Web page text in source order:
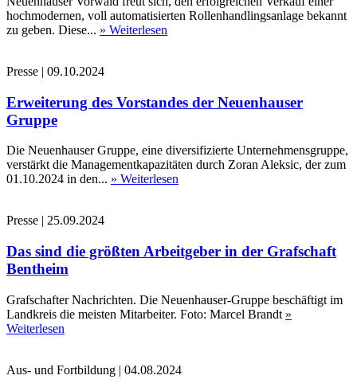
hochmodernen, voll automatisierten Rollenhandlingsanlage bekannt
zu geben. Diese... » Weiterlesen
Presse | 09.10.2024
Erweiterung des Vorstandes der Neuenhauser
Gruppe
Die Neuenhauser Gruppe, eine diversifizierte Unternehmensgruppe,
verstärkt die Managementkapazitäten durch Zoran Aleksic, der zum
01.10.2024 in den... » Weiterlesen
Presse | 25.09.2024
Das sind die größten Arbeitgeber in der Grafschaft
Bentheim
Grafschafter Nachrichten. Die Neuenhauser-Gruppe beschäftigt im
Landkreis die meisten Mitarbeiter. Foto: Marcel Brandt »
Weiterlesen
Aus- und Fortbildung | 04.08.2024